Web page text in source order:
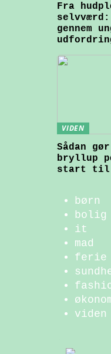
Fra
gennem
VIDEN
Sådan
bryllup
start til
børn
bolig
it
mad
ferie
viden